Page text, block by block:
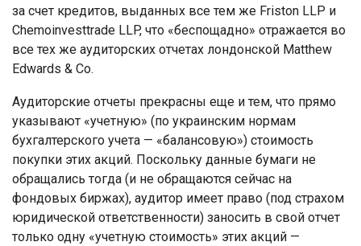
за счет кредитов, выданных все тем же Friston LLP и
Chemoinvesttrade LLP, что «беспощадно» отражается во
все тех же аудиторских отчетах лондонской Matthew
Edwards & Co.
Аудиторские отчеты прекрасны еще и тем, что прямо
указывают «учетную» (по украинским нормам
бухгалтерского учета — «балансовую») стоимость
покупки этих акций. Поскольку данные бумаги не
обращались тогда (и не обращаются сейчас на
фондовых биржах), аудитор имеет право (под страхом
юридической ответственности) заносить в свой отчет
только одну «учетную стоимость» этих акций —